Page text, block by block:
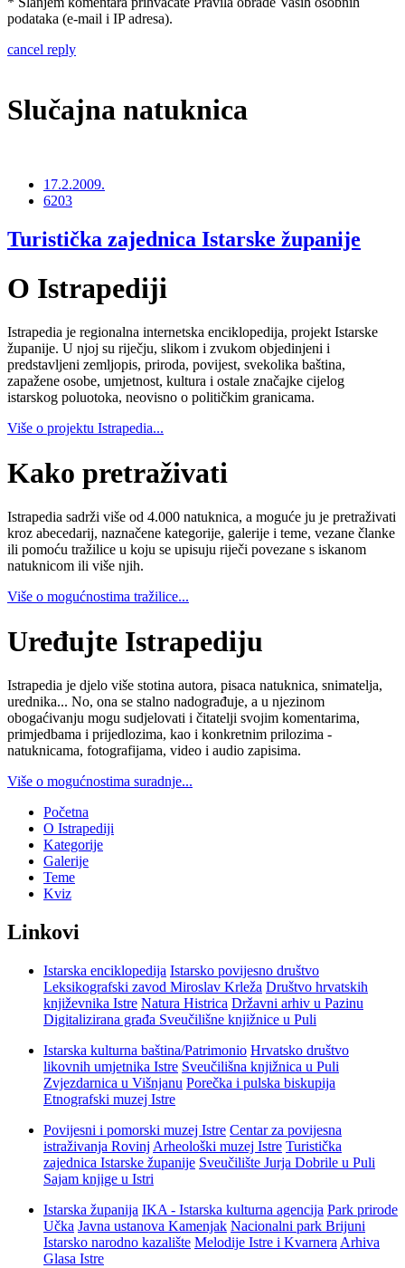
podataka (e-mail i IP adresa).
cancel reply
Slučajna natuknica
17.2.2009.
6203
Turistička zajednica Istarske županije
O Istrapediji
Istrapedia je regionalna internetska enciklopedija, projekt Istarske
županije. U njoj su riječju, slikom i zvukom objedinjeni i
predstavljeni zemljopis, priroda, povijest, svekolika baština,
zapažene osobe, umjetnost, kultura i ostale značajke cijelog
istarskog poluotoka, neovisno o političkim granicama.
Više o projektu Istrapedia...
Kako pretraživati
Istrapedia sadrži više od 4.000 natuknica, a moguće ju je pretraživati
kroz abecedarij, naznačene kategorije, galerije i teme, vezane članke
ili pomoću tražilice u koju se upisuju riječi povezane s iskanom
natuknicom ili više njih.
Više o mogućnostima tražilice...
Uređujte Istrapediju
Istrapedia je djelo više stotina autora, pisaca natuknica, snimatelja,
urednika... No, ona se stalno nadograđuje, a u njezinom
obogaćivanju mogu sudjelovati i čitatelji svojim komentarima,
primjedbama i prijedlozima, kao i konkretnim prilozima -
natuknicama, fotografijama, video i audio zapisima.
Više o mogućnostima suradnje...
Početna
O Istrapediji
Kategorije
Galerije
Teme
Kviz
Linkovi
Istarska enciklopedija Istarsko povijesno društvo
Leksikografski zavod Miroslav Krleža Društvo hrvatskih
književnika Istre Natura Histrica Državni arhiv u Pazinu
Digitalizirana građa Sveučilišne knjižnice u Puli
Istarska kulturna baština/Patrimonio Hrvatsko društvo
likovnih umjetnika Istre Sveučilišna knjižnica u Puli
Zvjezdarnica u Višnjanu Porečka i pulska biskupija
Etnografski muzej Istre
Povijesni i pomorski muzej Istre Centar za povijesna
istraživanja Rovinj Arheološki muzej Istre Turistička
zajednica Istarske županije Sveučilište Jurja Dobrile u Puli
Sajam knjige u Istri
Istarska županija IKA - Istarska kulturna agencija Park prirode
Učka Javna ustanova Kamenjak Nacionalni park Brijuni
Istarsko narodno kazalište Melodije Istre i Kvarnera Arhiva
Glasa Istre